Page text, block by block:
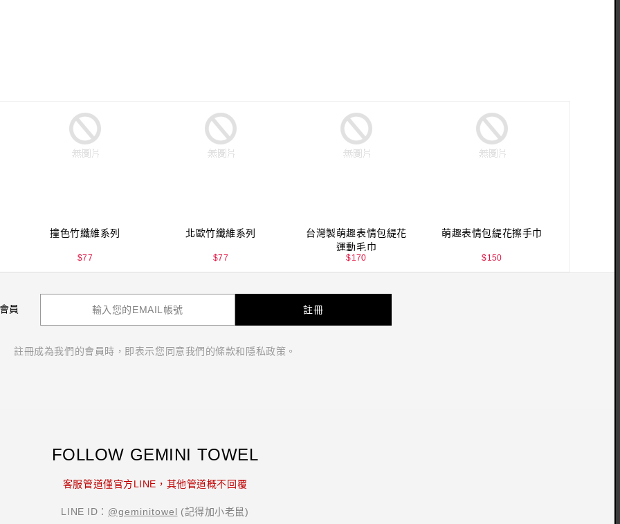
撞色竹纖維系列
$77
北歐竹纖維系列
$77
台灣製萌趣表情包緹花
運動毛巾
$170
萌趣表情包緹花擦手巾
$150
員 註冊
註冊成為我們的會員時，即表示您同意我們的條款和隱私政策。
双星毛巾 GEMINI 官方購物網｜純棉台灣毛巾
品牌推薦首選｜織造專家
FOLLOW GEMINI TOWEL
客服管道僅官方LINE，其他管道概不回覆
LINE ID： @geminitowel (記得加小老鼠)